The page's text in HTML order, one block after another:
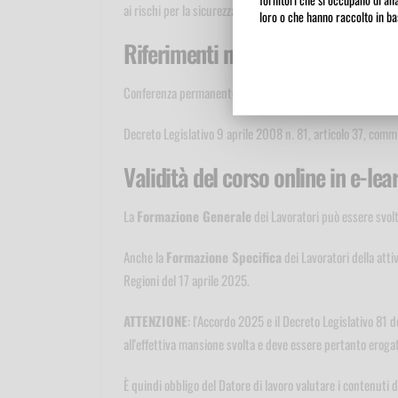
ai rischi per la sicurezza e la salute come negozi di
Riferimenti normativi
Conferenza permanente per i rapporti tra lo Stato, le
Decreto Legislativo 9 aprile 2008 n. 81, articolo 37,
Validità del corso online in e-
La Formazione Generale dei Lavoratori può essere
Anche la Formazione Specifica dei Lavoratori della
Regioni del 17 aprile 2025.
ATTENZIONE: l'Accordo 2025 e il Decreto Legislativo 81
all'effettiva mansione svolta e deve essere pertanto
È quindi obbligo del Datore di lavoro valutare i
loro o che hanno raccolto in